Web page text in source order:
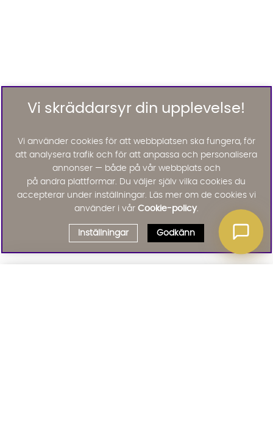
Vi skräddarsyr din upplevelse!
Vi använder cookies för att webbplatsen ska fungera, för
att analysera trafik och för att anpassa och personalisera
annonser — både på vår webbplats och
på andra plattformar. Du väljer själv vilka cookies du
accepterar under inställningar. Läs mer om de cookies vi
använder i vår Cookie-policy.
Inställningar Godkänn